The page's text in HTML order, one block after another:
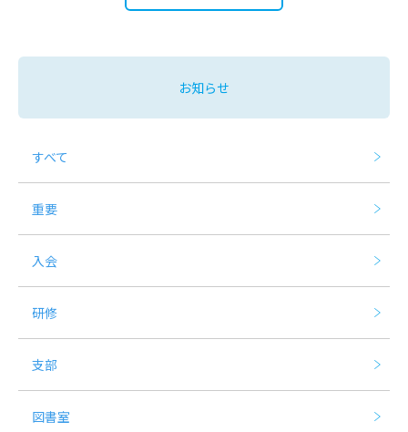
お知らせ
すべて
重要
入会
研修
支部
図書室